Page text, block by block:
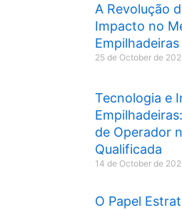
A Revolução
Impacto no
Empilhadeiras
25 de October de
Tecnologia e
de Operador
Qualificada
14 de October de
O Papel